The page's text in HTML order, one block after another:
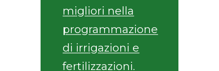
migliori nella
programmazione
di irrigazioni e
fertilizzazioni.